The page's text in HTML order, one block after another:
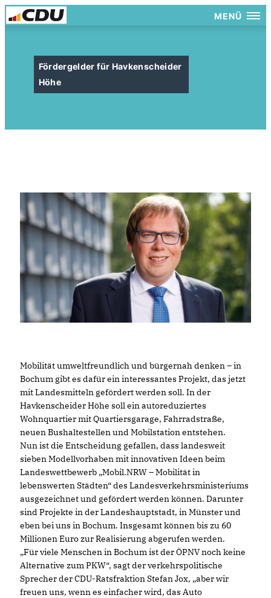
MENÜ
Fördergelder für Havkenscheider
Höhe
Mobilität umweltfreundlich und bürgernah denken – in
Bochum gibt es dafür ein interessantes Projekt, das jetzt
mit Landesmitteln gefördert werden soll. In der
Havkenscheider Höhe soll ein autoreduziertes
Wohnquartier mit Quartiersgarage, Fahrradstraße,
neuen Bushaltestellen und Mobilstation entstehen.
Nun ist die Entscheidung gefallen, dass landesweit
sieben Modellvorhaben mit innovativen Ideen beim
Landeswettbewerb „Mobil.NRW – Mobilität in
lebenswerten Städten“ des Landesverkehrsministeriums
ausgezeichnet und gefördert werden können. Darunter
sind Projekte in der Landeshauptstadt, in Münster und
eben bei uns in Bochum. Insgesamt können bis zu 60
Millionen Euro zur Realisierung abgerufen werden.
Für viele Menschen in Bochum ist der ÖPNV noch keine
Alternative zum PKW“, sagt der verkehrspolitische
Sprecher der CDU-Ratsfraktion Stefan Jox, „aber wir
freuen uns, wenn es einfacher wird, das Auto